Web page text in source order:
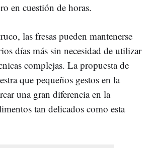
en cuestión de horas.
las fresas pueden mantenerse
días más sin necesidad de utilizar
complejas. La propuesta de
que pequeños gestos en la
una gran diferencia en la
tan delicados como esta